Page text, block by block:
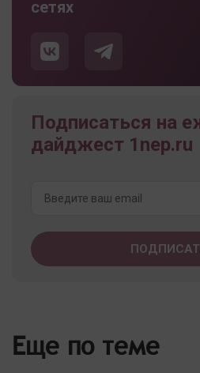
сетях
Подписаться на
дайджест 1nep.ru
Еще по теме